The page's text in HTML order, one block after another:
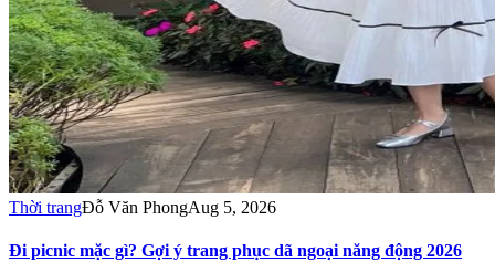
Thời trangĐỗ Văn PhongAug 5, 2026
Đi picnic mặc gì? Gợi ý trang phục dã ngoại năng động 2026